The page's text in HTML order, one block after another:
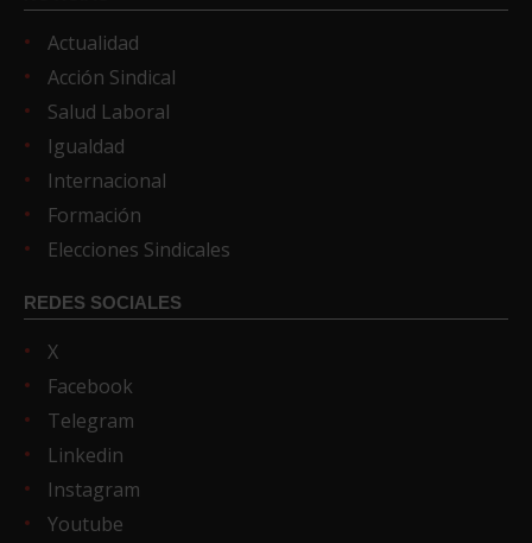
Actualidad
Acción Sindical
Salud Laboral
Igualdad
Internacional
Formación
Elecciones Sindicales
REDES SOCIALES
X
Facebook
Telegram
Linkedin
Instagram
Youtube